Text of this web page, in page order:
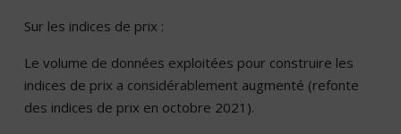
Sur les indices de prix :
Le volume de données exploitées pour construire les
indices de prix a considérablement augmenté (refonte
des indices de prix en octobre 2021).